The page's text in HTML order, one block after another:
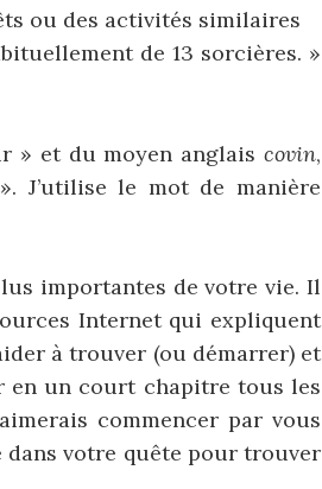
ou des activités similaires
de 13 sorcières. »
» et du moyen anglaiscovin,
J’utilise le mot de manière
importantes de votre vie. Il
Internet qui expliquent
à trouver (ou démarrer) et
en un court chapitre tous les
commencer par vous
votre quête pour trouver